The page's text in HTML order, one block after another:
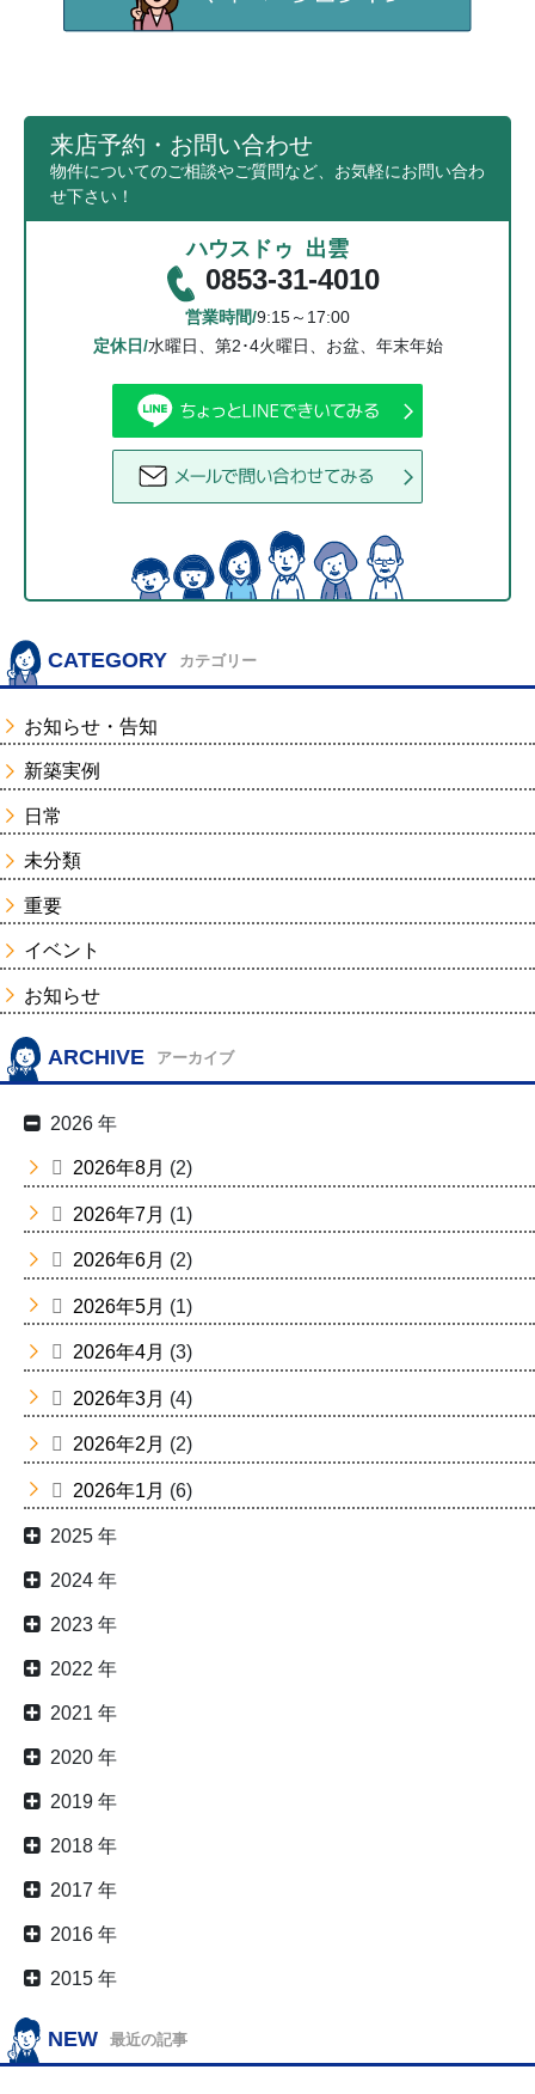
来店予約・お問い合わせ
物件についてのご相談やご質問など、お気軽にお問い合わ
せ下さい！
ハウスドゥ 出雲
0853-31-4010
営業時間/9:15～17:00
定休日/水曜日、第2･4火曜日、お盆、年末年始
CATEGORY カテゴリー
お知らせ・告知
新築実例
日常
未分類
重要
イベント
お知らせ
ARCHIVE アーカイブ
2026 年
2026年8月 (2)
2026年7月 (1)
2026年6月 (2)
2026年5月 (1)
2026年4月 (3)
2026年3月 (4)
2026年2月 (2)
2026年1月 (6)
2025 年
2024 年
2023 年
2022 年
2021 年
2020 年
2019 年
2018 年
2017 年
2016 年
2015 年
NEW 最近の記事